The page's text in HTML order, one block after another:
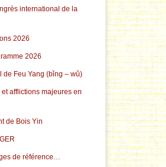
international de la
2026
2026
de Feu Yang (bǐng – wǔ)
afflictions majeures en
de Bois Yin
de référence…